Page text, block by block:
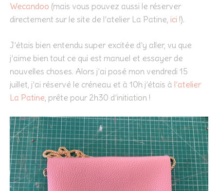
Wecandoo (mais vous pouvez aussi le réserver
directement sur le site de l’atelier La Patine, ici !).
J’étais bien entendu super excitée d’y aller, vu que
j’aime bien tout ce qui est manuel et essayer de
nouvelles choses. Alors j’ai posé mon vendredi 15
juillet, j’ai réservé le créneau et à 10h j’étais à l’atelier
La Patine, prête pour 2h30 d’initiation !